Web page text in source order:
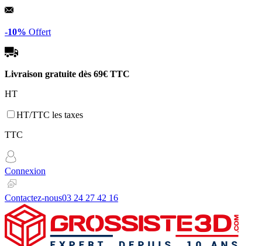
Panneau de gestion des cookies
-10% Offert
Livraison gratuite dès 69€ TTC
HT
HT/TTC les taxes
TTC
Connexion
Contactez-nous03 24 27 42 16